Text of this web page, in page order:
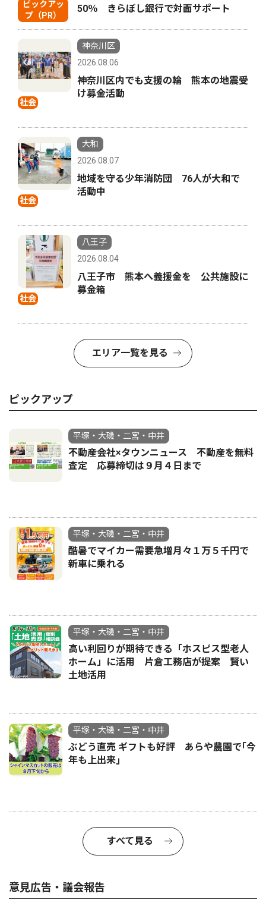
ピックアッ
プ（PR）
50％ きらぼし銀行で対面サポート
社会
神奈川区
2026.08.06
神奈川区内でも支援の輪 熊本の地震受
け募金活動
社会
大和
2026.08.07
地域を守る少年消防団 76人が大和で
活動中
社会
八王子
2026.08.04
八王子市 熊本へ義援金を 公共施設に
募金箱
エリア一覧を見る
ピックアップ
平塚・大磯・二宮・中井
不動産会社×タウンニュース 不動産を無料
査定 応募締切は９月４日まで
平塚・大磯・二宮・中井
酷暑でマイカー需要急増月々１万５千円で
新車に乗れる
平塚・大磯・二宮・中井
高い利回りが期待できる「ホスピス型老人
ホーム」に活用 片倉工務店が提案 賢い
土地活用
平塚・大磯・二宮・中井
ぶどう直売 ギフトも好評 あらや農園で｢今
年も上出来｣
すべて見る
意見広告・議会報告